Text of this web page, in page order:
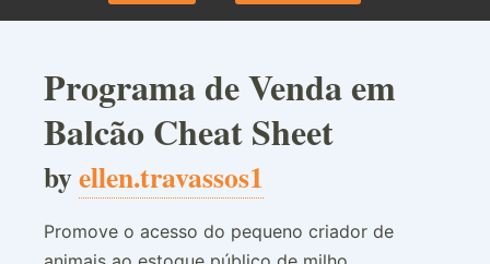
Programa de Venda em
Balcão Cheat Sheet
byellen.travassos1
Promove o acesso do pequeno criador de